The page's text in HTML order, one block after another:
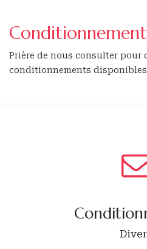
Conditionnement
Prière de nous consulter pour
conditionnements